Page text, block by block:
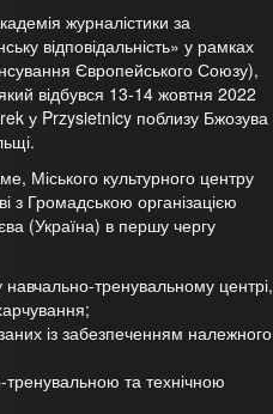
журналістики за
відповідальність» у рамках
Європейського Союзу),
відбувся 13-14 жовтня 2022
у Przysietnicy поблизу Бжозува
Міського культурного центру
з Громадською організацією
(Україна) в першу чергу
тренувальному центрі,
із забезпеченням належного
та технічною